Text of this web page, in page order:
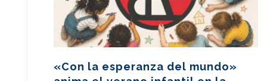
«Con la esperanza del mundo»